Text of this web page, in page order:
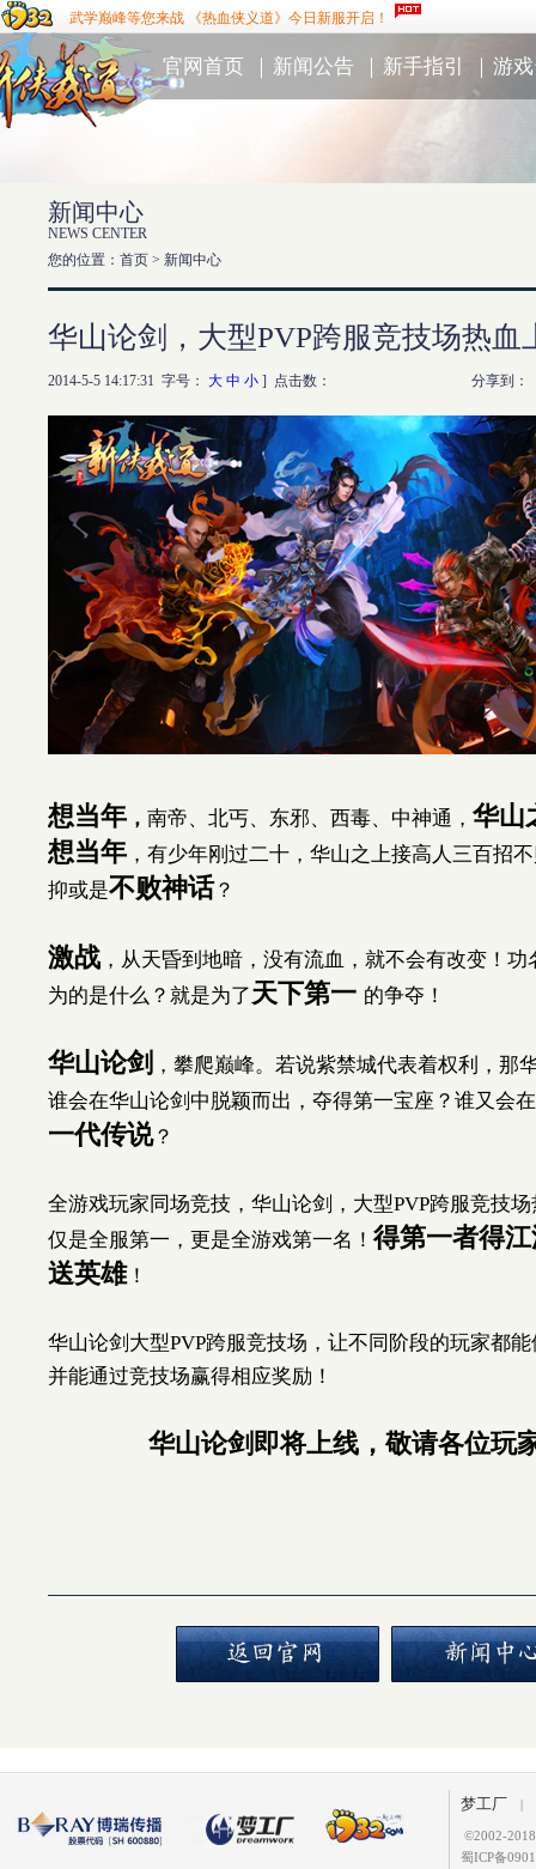
武学巅峰等您来战 《热血侠义道》今日新服开启！
官网首页 新闻公告 新手指引 ｜ 游
新闻中心
NEWS CENTER
您的位置：首页 > 新闻中心
华山论剑，大型PVP跨服竞技场热血
2014-5-5 14:17:31 字号： 大 中 小 ] 点击数： 分享到：
想当年 ， 南帝、北丐、东邪、西毒、中神通， 华山
想当年 ，有少年刚过二十，华山之上接高人三百招
抑或是不败神话？
激战 ，从天昏到地暗，没有流血，就不会有改变！
为的是什么？就是为了天下第一 的争夺！
华山论剑 ，攀爬巅峰。若说紫禁城代表着权利，那
谁会在华山论剑中脱颖而出，夺得第一宝座？谁又会
一代传说？
全游戏玩家同场竞技，华山论剑，大型PVP跨服竞技
仅是全服第一，更是全游戏第一名！ 得第一者得
送英雄！
华山论剑大型PVP跨服竞技场，让不同阶段的玩家都
并能通过竞技场赢得相应奖励！
华山论剑即将上线，敬请各位玩
梦工厂 |
©2002-
蜀ICP备